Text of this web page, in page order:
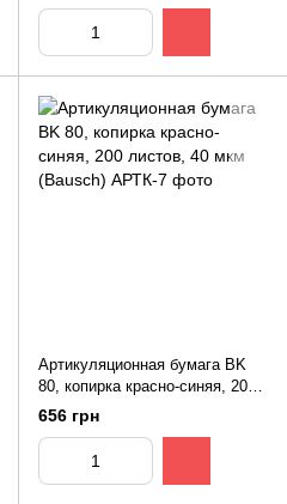
Артикуляционная бумага BK
80, копирка красно-синяя, 200
листов, 40 мкм (Bausch)
656 грн